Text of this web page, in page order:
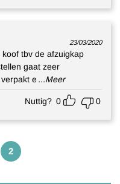
23/03/2020
tbv de afzuigkap
gaat zeer
e ...Meer
Nuttig? 0 0
2